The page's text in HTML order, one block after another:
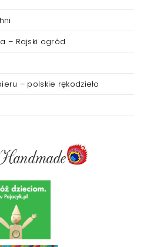
– Rajski ogród
– polskie rękodzieło